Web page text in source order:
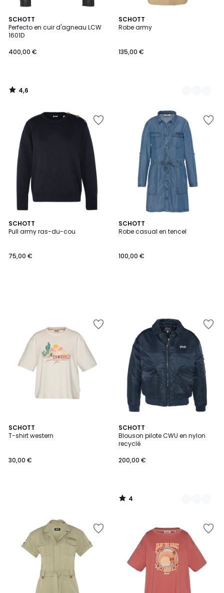
SCHOTT
Perfecto en cuir d'agneau LCW
1601D
400,00 €
4,6
/ 5
4,6
/
SCHOTT
Robe army
135,00 €
4
Couleurs
SCHOTT
Pull army ras-du-cou
75,00 €
SCHOTT
Robe casual en tencel
100,00 €
SCHOTT
T-shirt western
30,00 €
SCHOTT
Blouson pilote CWU en nylon
recyclé
200,00 €
4
/
5
3
Couleurs
4
/